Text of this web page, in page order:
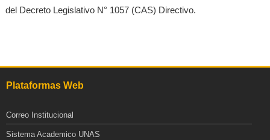
del Decreto Legislativo N° 1057 (CAS) Directivo.
Plataformas Web
Correo Institucional
Sistema Academico UNAS